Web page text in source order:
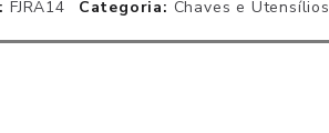
FJRA14 Categoria Chaves e Utensílios